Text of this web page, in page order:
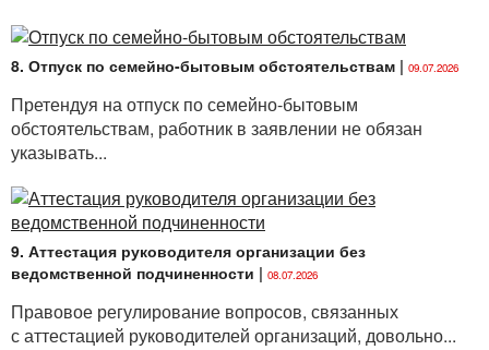
8. Отпуск по семейно-бытовым обстоятельствам | 09.07.2026
Претендуя на отпуск по семейно-бытовым
обстоятельствам, работник в заявлении не обязан
указывать...
9. Аттестация руководителя организации без
ведомственной подчиненности | 08.07.2026
Правовое регулирование вопросов, связанных
с аттестацией руководителей организаций, довольно...